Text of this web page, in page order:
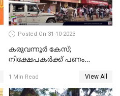
Posted On 31-10-2023
കരുവന്നൂർ കേസ്;
നിക്ഷേപകർക്ക് പണം
നിബന്ധനകൾ അറിയാം
1 Min Read View All